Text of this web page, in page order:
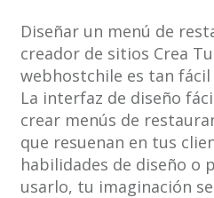
Diseñar un menú de
creador de sitios Crea
webhostchile es tan
La interfaz de diseño
crear menús de
que resuenan en tus
habilidades de diseño o
usarlo, tu imaginación